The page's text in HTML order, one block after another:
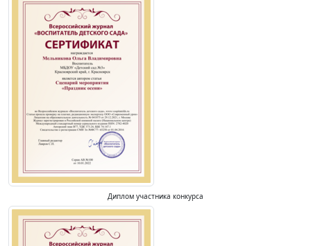
Диплом участника конкурса